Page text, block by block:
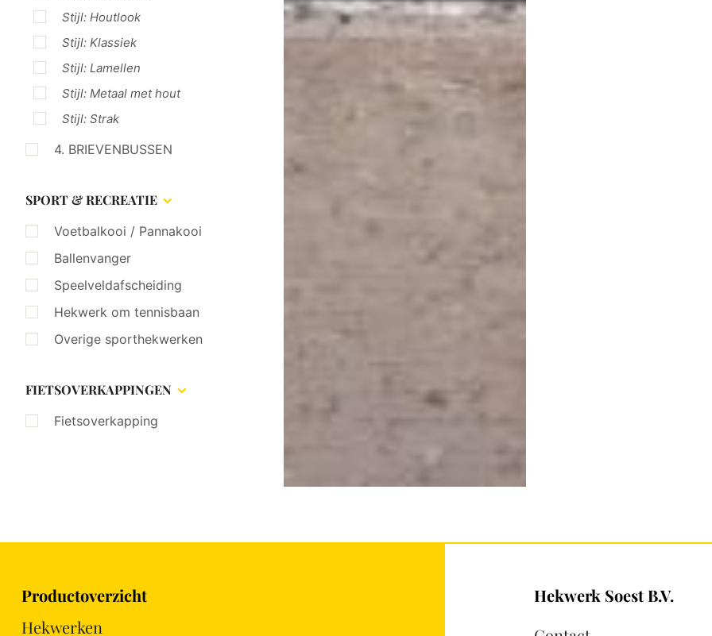
Stijl: Houtlook
Stijl: Klassiek
Stijl: Lamellen
Stijl: Metaal met hout
Stijl: Strak
4. BRIEVENBUSSEN
SPORT & RECREATIE
Voetbalkooi / Pannakooi
Ballenvanger
Speelveldafscheiding
Hekwerk om tennisbaan
Overige sporthekwerken
FIETSOVERKAPPINGEN
Fietsoverkapping
Productoverzicht
Hekwerken
Hekwerk Soest B.V.